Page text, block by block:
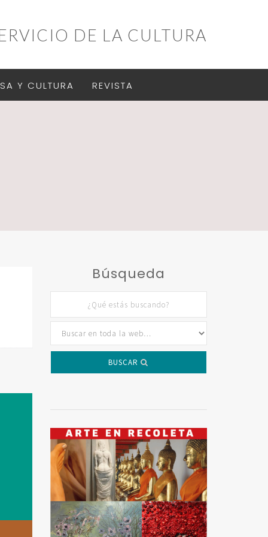
DE LA CULTURA
Y CULTURA REVISTA
Búsqueda
BUSCAR